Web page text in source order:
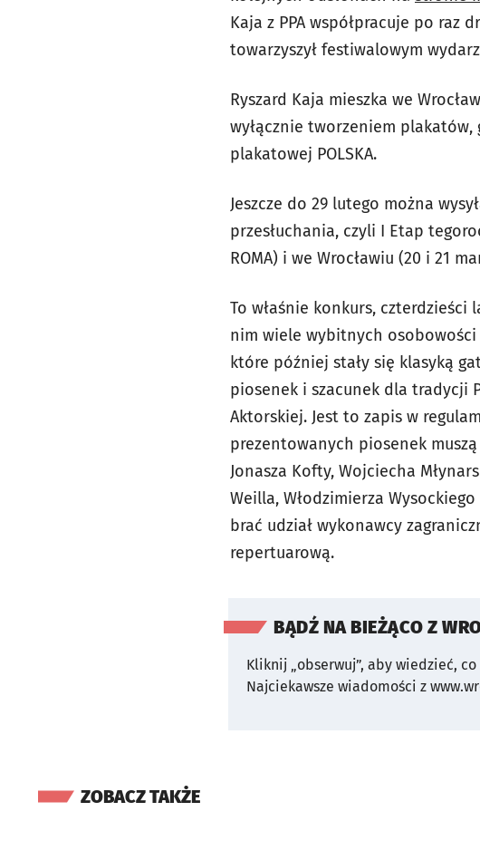
Kaja z PPA współpracuje po raz
towarzyszył festiwalowym
Ryszard Kaja mieszka we
wyłącznie tworzeniem
plakatowej POLSKA.
Jeszcze do 29 lutego można
przesłuchania, czyli I Etap
ROMA) i we Wrocławiu (20 i 21
To właśnie konkurs,
nim wiele wybitnych
które później stały się klasyką
piosenek i szacunek dla tradycji
Aktorskiej. Jest to zapis w
prezentowanych piosenek muszą
Jonasza Kofty, Wojciecha
Weilla, Włodzimierza
brać udział wykonawcy
repertuarową.
BĄDŹ NA BIEŻĄCO Z
Kliknij „obserwuj”, aby wiedzieć,
Najciekawsze wiadomości z
ZOBACZ TAKŻE